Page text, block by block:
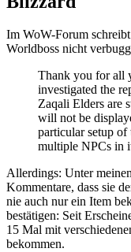
Im WoW-Forum
Worldboss nicht
Thank you for all
investigated the
Zaqali Elders are
will not be
particular setup
multiple NPCs in
Allerdings: Unter
Kommentare, dass sie
nie auch nur ein Item
bestätigen: Seit
15 Mal mit
bekommen.